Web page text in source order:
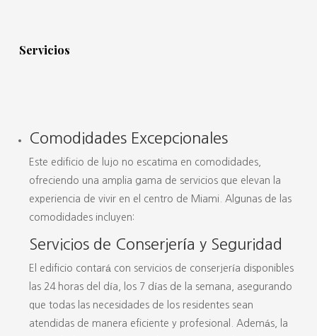
Servicios
Comodidades Excepcionales
Este edificio de lujo no escatima en comodidades,
ofreciendo una amplia gama de servicios que elevan la
experiencia de vivir en el centro de Miami. Algunas de las
comodidades incluyen:
Servicios de Conserjería y Seguridad
El edificio contará con servicios de conserjería disponibles
las 24 horas del día, los 7 días de la semana, asegurando
que todas las necesidades de los residentes sean
atendidas de manera eficiente y profesional. Además, la